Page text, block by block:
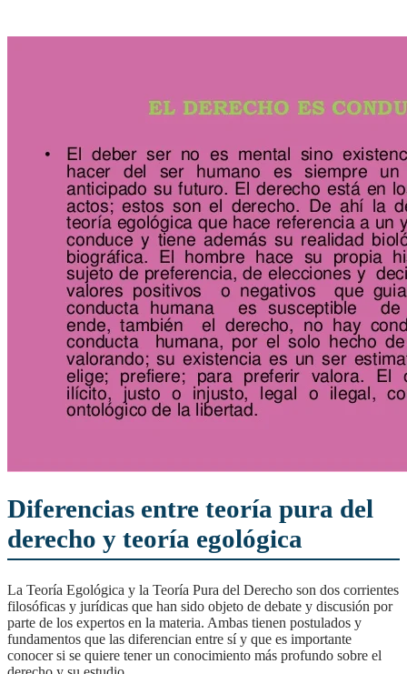
Diferencias entre teoría pura del
derecho y teoría egológica
La Teoría Egológica y la Teoría Pura del Derecho son dos corrientes
filosóficas y jurídicas que han sido objeto de debate y discusión por
parte de los expertos en la materia. Ambas tienen postulados y
fundamentos que las diferencian entre sí y que es importante
conocer si se quiere tener un conocimiento más profundo sobre el